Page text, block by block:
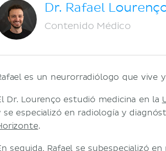
Dr. Rafael
Contenido Médico
es un neurorradiólogo que vive
Dr. Lourenço estudió medicina en la
se especializó en radiología y
.
seguida, Rafael se subespecializó